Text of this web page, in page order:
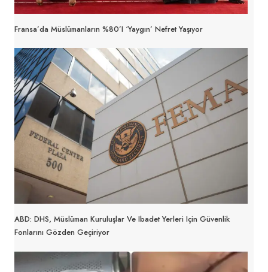
Fransa’da Müslümanların %80’i ‘yaygın’ Nefret Yaşıyor
ABD: DHS, Müslüman Kuruluşlar Ve Ibadet Yerleri Için Güvenlik
Fonlarını Gözden Geçiriyor